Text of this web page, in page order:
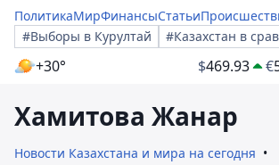
ПолитикаМирФинансыСтатьи
#Выборы в Курултай
#Казахстан в
+30° $469.93 €
Хамитова Жанар
Новости Казахстана и мира на сегодня